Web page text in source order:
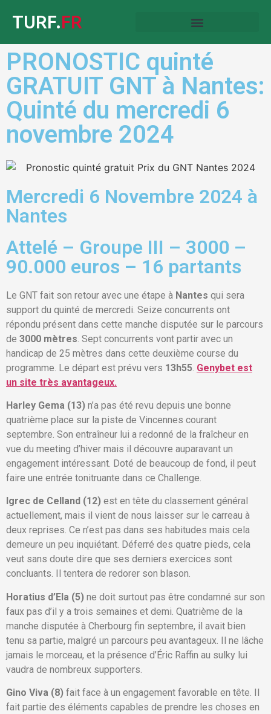
TURF.FR
PRONOSTIC quinté
GRATUIT GNT à Nantes:
Quinté du mercredi 6
novembre 2024
Mercredi 6 Novembre 2024 à
Nantes
Attelé – Groupe III – 3000 –
90.000 euros – 16 partants
Le GNT fait son retour avec une étape à Nantes qui sera
support du quinté de mercredi. Seize concurrents ont
répondu présent dans cette manche disputée sur le parcours
de 3000 mètres . Sept concurrents vont partir avec un
handicap de 25 mètres dans cette deuxième course du
programme. Le départ est prévu vers 13h55 Genybet est
un site très avantageux.
Harley Gema (13) n’a pas été revu depuis une bonne
quatrième place sur la piste de Vincennes courant
septembre. Son entraîneur lui a redonné de la fraîcheur en
vue du meeting d’hiver mais il découvre auparavant un
engagement intéressant. Doté de beaucoup de fond, il peut
faire une entrée tonitruante dans ce Challenge.
Igrec de Celland (12) est en tête du classement général
actuellement, mais il vient de nous laisser sur le carreau à
deux reprises. Ce n’est pas dans ses habitudes mais cela
demeure un peu inquiétant. Déferré des quatre pieds, cela
veut sans doute dire que ses derniers exercices sont
concluants. Il tentera de redorer son blason.
Horatius d’Ela (5) ne doit surtout pas être condamné sur son
faux pas d’il y a trois semaines et demi. Quatrième de la
manche disputée à Cherbourg fin septembre, il avait bien
tenu sa partie, malgré un parcours peu avantageux. Il ne lâche
jamais le morceau, et la présence d’Éric Raffin au sulky lui
vaudra de nombreux supporters.
Gino Viva (8) fait face à un engagement favorable en tête. Il
fait partie des éléments capables de prendre les choses en